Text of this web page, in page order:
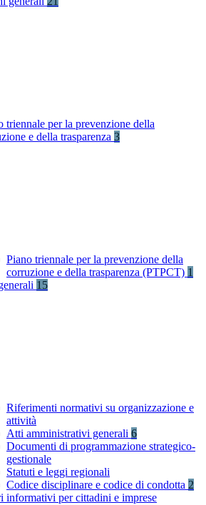
triennale per la prevenzione della
e della trasparenza 3
Piano triennale per la prevenzione della
corruzione e della trasparenza (PTPCT) 1
15
Riferimenti normativi su organizzazione e
attività
Atti amministrativi generali 6
Documenti di programmazione strategico-
gestionale
Statuti e leggi regionali
Codice disciplinare e codice di condotta 2
informativi per cittadini e imprese